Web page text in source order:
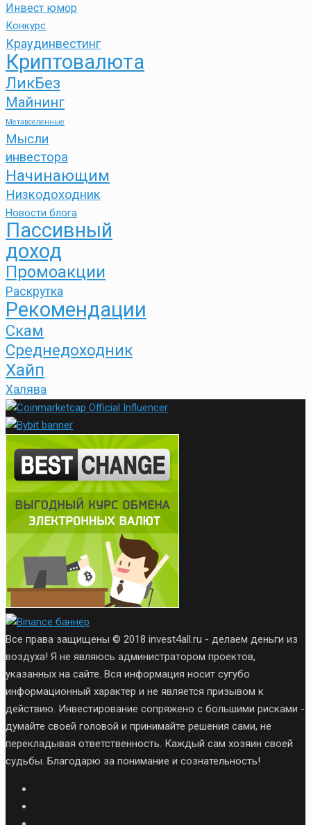
Инвест юмор
Конкурс
Краудинвестинг
Криптовалюта
ЛикБез
Майнинг
Метавселенные
Мысли
инвестора
Начинающим
Низкодоходник
Новости блога
Пассивный
доход
Промоакции
Раскрутка
Рекомендации
Скам
Среднедоходник
Хайп
Халява
Все права защищены © 2018 invest4all.ru - делаем деньги из
воздуха! Я не являюсь администратором проектов,
указанных на сайте. Вся информация носит сугубо
информационный характер и не является призывом к
действию. Инвестирование сопряжено с большими рисками -
думайте своей головой и принимайте решения сами, не
перекладывая ответственность. Каждый сам хозяин своей
судьбы. Благодарю за понимание и сознательность!